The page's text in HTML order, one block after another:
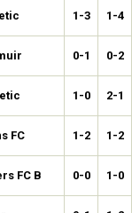
1-3 1-4
0-1 0-2
1-0 2-1
FC 1-2 1-2
FC B 0-0 1-0